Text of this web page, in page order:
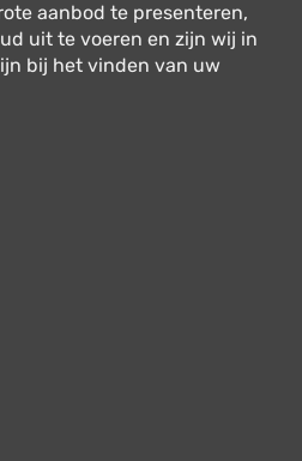
aanbod te presenteren,
uit te voeren en zijn wij in
bij het vinden van uw